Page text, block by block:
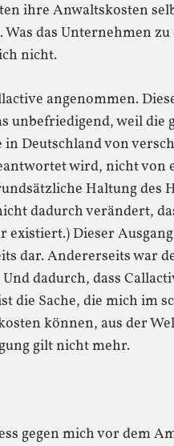
ihre Anwaltskosten
das Unternehmen zu
nicht.
angenommen.
unbefriedigend, weil die
Deutschland von
wird, nicht von
Haltung des
dadurch verändert,
Dieser
dar. Andererseits war
dadurch, dass
die Sache, die mich im
können, aus der
gilt nicht mehr.
gegen mich vor dem